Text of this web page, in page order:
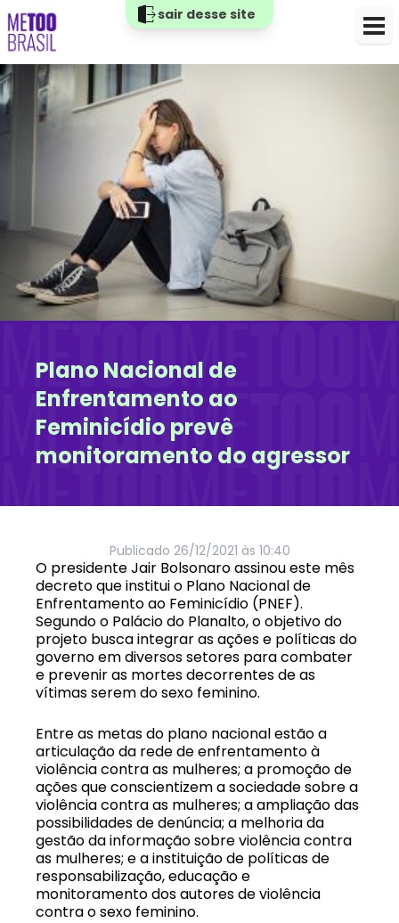
sair desse site
Plano Nacional de
Enfrentamento ao
Feminicídio prevê
monitoramento do agressor
Publicado 26/12/2021 às 10:40
O presidente Jair Bolsonaro assinou este mês
decreto que institui o Plano Nacional de
Enfrentamento ao Feminicídio (PNEF).
Segundo o Palácio do Planalto, o objetivo do
projeto busca integrar as ações e políticas do
governo em diversos setores para combater
e prevenir as mortes decorrentes de as
vítimas serem do sexo feminino.
Entre as metas do plano nacional estão a
articulação da rede de enfrentamento à
violência contra as mulheres; a promoção de
ações que conscientizem a sociedade sobre a
violência contra as mulheres; a ampliação das
possibilidades de denúncia; a melhoria da
gestão da informação sobre violência contra
as mulheres; e a instituição de políticas de
responsabilização, educação e
monitoramento dos autores de violência
contra o sexo feminino.